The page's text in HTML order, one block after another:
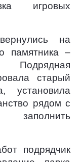
игровых
на
памятника –
старый
установила
рядом с
заполнить
подрядчик